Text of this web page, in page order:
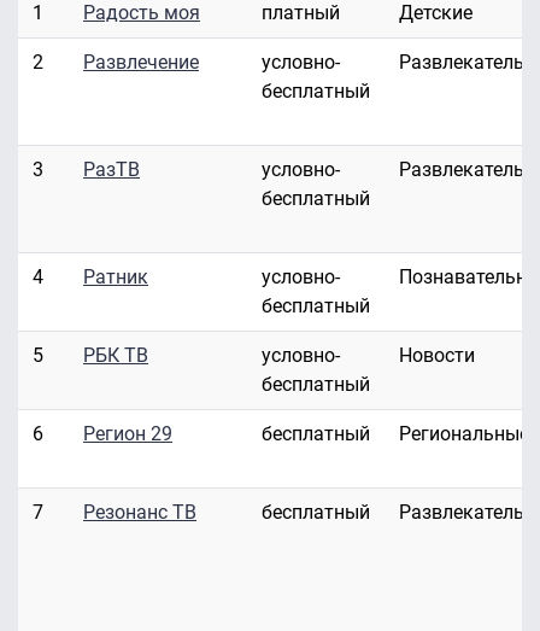
1 Радость моя платный Детские
2 Развлечение
условно-
бесплатный
3 РазТВ
условно-
бесплатный
4 Ратник
условно-
бесплатный
5 РБК ТВ
условно-
бесплатный
Новости
6 Регион 29 бесплатный Региональные
7 Резонанс ТВ бесплатный